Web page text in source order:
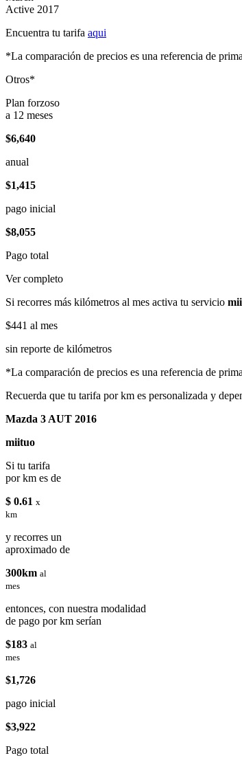
Active 2017
Encuentra tu tarifa aqui
*La comparación de precios es una referencia de
Otros*
Plan forzoso
a 12 meses
$6,640
anual
$1,415
pago inicial
$8,055
Pago total
Ver completo
Si recorres más kilómetros al mes activa tu servicio
$441 al mes
sin reporte de kilómetros
*La comparación de precios es una referencia de
Recuerda que tu tarifa por km es personalizada y
Mazda 3 AUT 2016
miituo
Si tu tarifa
por km es de
$ 0.61 x
km
y recorres un
aproximado de
300km al
mes
entonces, con nuestra modalidad
de pago por km serían
$183 al
mes
$1,726
pago inicial
$3,922
Pago total